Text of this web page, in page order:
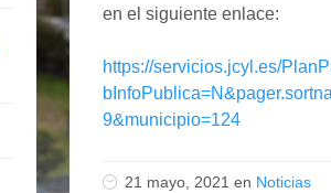
en el siguiente enlace:
https://servicios.jcyl.es/
9&municipio=124
21 mayo, 2021 en Noticias